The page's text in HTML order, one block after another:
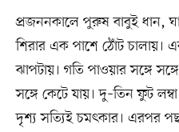
প্রজননকালে পুরুষ বাবুই ধান,
শিরার এক পাশে ঠোঁট
ঝাপটায়। গতি পাওয়ার সঙ্গে
সঙ্গে কেটে যায়। দু–তিন ফুট
দৃশ্য সত্যিই চমৎকার। এরপর